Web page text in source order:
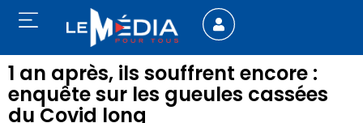
1 an après, ils souffrent encore :
enquête sur les gueules cassées
du Covid long